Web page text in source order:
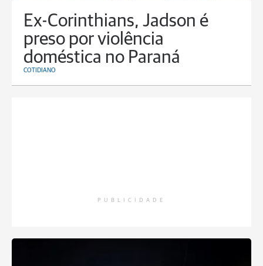
Ex-Corinthians, Jadson é
preso por violência
doméstica no Paraná
COTIDIANO
PUBLICIDADE